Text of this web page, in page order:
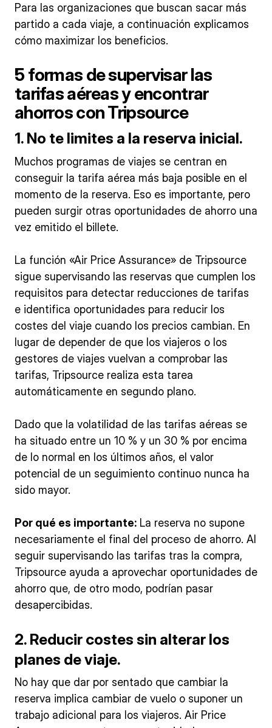
Para las organizaciones que buscan sacar más
partido a cada viaje, a continuación explicamos
cómo maximizar los beneficios.
5 formas de supervisar las
tarifas aéreas y encontrar
ahorros con Tripsource
1. No te limites a la reserva inicial.
Muchos programas de viajes se centran en
conseguir la tarifa aérea más baja posible en el
momento de la reserva. Eso es importante, pero
pueden surgir otras oportunidades de ahorro una
vez emitido el billete.
La función «Air Price Assurance» de Tripsource
sigue supervisando las reservas que cumplen los
requisitos para detectar reducciones de tarifas
e identifica oportunidades para reducir los
costes del viaje cuando los precios cambian. En
lugar de depender de que los viajeros o los
gestores de viajes vuelvan a comprobar las
tarifas, Tripsource realiza esta tarea
automáticamente en segundo plano.
Dado que la volatilidad de las tarifas aéreas se
ha situado entre un 10 % y un 30 % por encima
de lo normal en los últimos años, el valor
potencial de un seguimiento continuo nunca ha
sido mayor.
Por qué es importante: La reserva no supone
necesariamente el final del proceso de ahorro. Al
seguir supervisando las tarifas tras la compra,
Tripsource ayuda a aprovechar oportunidades de
ahorro que, de otro modo, podrían pasar
desapercibidas.
2. Reducir costes sin alterar los
planes de viaje.
No hay que dar por sentado que cambiar la
reserva implica cambiar de vuelo o suponer un
trabajo adicional para los viajeros. Air Price